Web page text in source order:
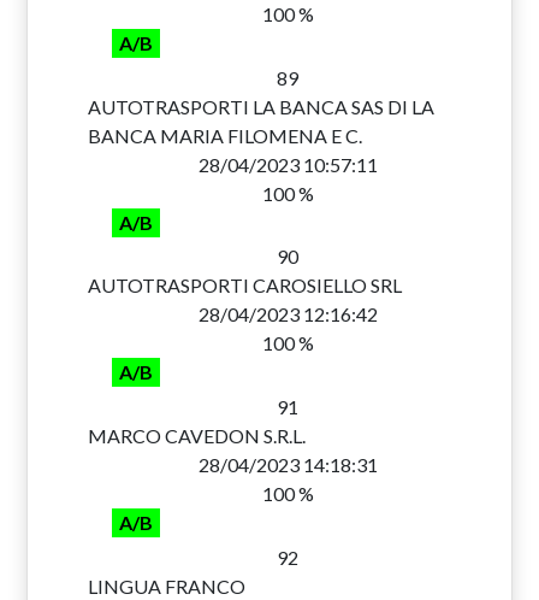
100 %
A/B
89
AUTOTRASPORTI LA BANCA SAS DI LA
BANCA MARIA FILOMENA E C.
28/04/2023 10:57:11
100 %
A/B
90
AUTOTRASPORTI CAROSIELLO SRL
28/04/2023 12:16:42
100 %
A/B
91
MARCO CAVEDON S.R.L.
28/04/2023 14:18:31
100 %
A/B
92
LINGUA FRANCO